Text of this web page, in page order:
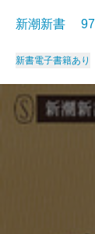
新潮新書
新書電子書籍あり